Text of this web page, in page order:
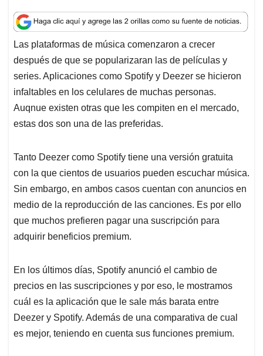
a
t
s
A
p
p
c
e
b
o
o
k
n
k
e
d
I
n
a
i
l
r
e
a
d
s
Las plataformas de música comenzaron a crecer
después de que se popularizaran las de películas y
series. Aplicaciones como Spotify y Deezer se hicieron
infaltables en los celulares de muchas personas.
Auqnue existen otras que les compiten en el mercado,
estas dos son una de las preferidas.
Tanto Deezer como Spotify tiene una versión gratuita
con la que cientos de usuarios pueden escuchar música.
Sin embargo, en ambos casos cuentan con anuncios en
medio de la reproducción de las canciones. Es por ello
que muchos prefieren pagar una suscripción para
adquirir beneficios premium.
En los últimos días, Spotify anunció el cambio de
precios en las suscripciones y por eso, le mostramos
cuál es la aplicación que le sale más barata entre
Deezer y Spotify. Además de una comparativa de cual
es mejor, teniendo en cuenta sus funciones premium.